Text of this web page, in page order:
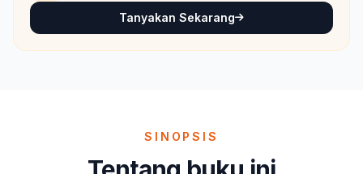
Tanyakan Sekarang
SINOPSIS